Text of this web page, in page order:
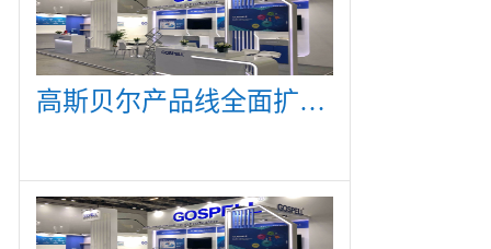
高斯贝尔产品线全面扩展，众多新产品亮相CommunicAsia 2019